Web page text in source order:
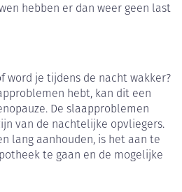
hebben er dan weer geen last
word je tijdens de nacht wakker?
hebt, kan dit een
De slaapproblemen
van de nachtelijke opvliegers.
lang aanhouden, is het aan te
te gaan en de mogelijke